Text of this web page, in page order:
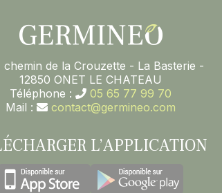
chemin de la Crouzette - La Basterie -
12850 ONET LE CHATEAU
Téléphone :
05 65 77 99 70
Mail :
contact@germineo.com
L’APPLICATION